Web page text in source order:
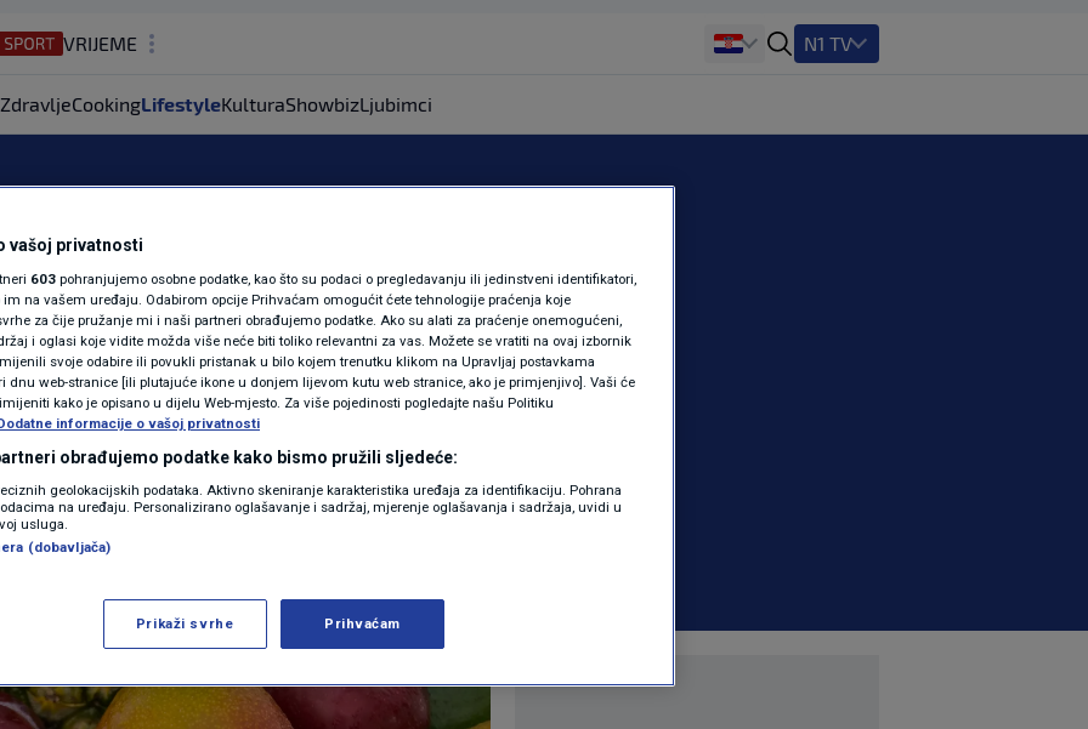
VRIJEME
REGIJA
MAGAZIN
KOLUMNE
N1(DIS)INFO
KLIMATSKE PROMJENE
FOTO
VIDEO
N1 TV
ZdravljeCookingLifestyleKulturaShowbizLjubimci
debljati? Ovo je
treba jesti svaki
LIFESTYLE 0 komentara
Više
vašoj privatnosti
603 pohranjujemo osobne podatke, kao što su podaci o pregledavanju ili jedinstveni identifikatori,
na vašem uređaju. Odabirom opcije Prihvaćam omogućit ćete tehnologije praćenja koje
za čije pružanje mi i naši partneri obrađujemo podatke. Ako su alati za praćenje onemogućeni,
i oglasi koje vidite možda više neće biti toliko relevantni za vas. Možete se vratiti na ovaj izbornik
svoje odabire ili povukli pristanak u bilo kojem trenutku klikom na Upravljaj postavkama
dnu web-stranice [ili plutajuće ikone u donjem lijevom kutu web stranice, ako je primjenjivo]. Vaši će
kako je opisano u dijelu Web-mjesto. Za više pojedinosti pogledajte našu Politiku
informacije o vašoj privatnosti
obrađujemo podatke kako bismo pružili sljedeće:
geolokacijskih podataka. Aktivno skeniranje karakteristika uređaja za identifikaciju. Pohrana
na uređaju. Personalizirano oglašavanje i sadržaj, mjerenje oglašavanja i sadržaja, uvidi u
usluga.
(dobavljača)
Prikaži svrhe Prihvaćam